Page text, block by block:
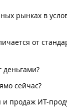
рынках в
от
деньгами?
сейчас?
продаж ИТ-